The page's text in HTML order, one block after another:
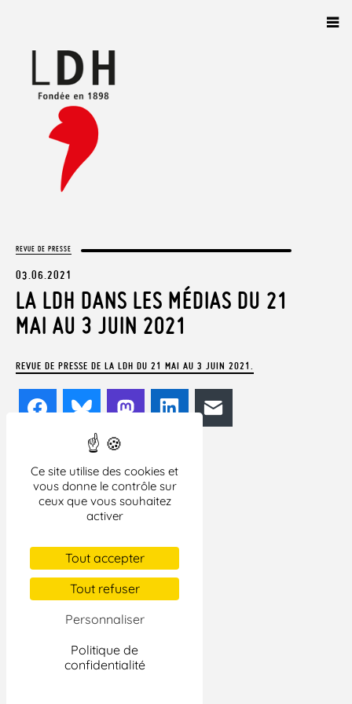
Ce site utilise des cookies et
vous donne le contrôle sur
ceux que vous souhaitez
activer
Tout accepter
Tout refuser
Personnaliser
Politique de
confidentialité
REVUE DE PRESSE
03.06.2021
LA LDH DANS LES MÉDIAS DU 21
MAI AU 3 JUIN 2021
REVUE DE PRESSE DE LA LDH DU 21 MAI AU 3 JUIN 2021.
FacebookBlueskyMastodon
LinkedIn